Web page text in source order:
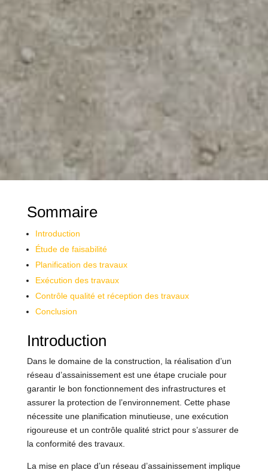
Sommaire
Introduction
Étude de faisabilité
Planification des travaux
Exécution des travaux
Contrôle qualité et réception des travaux
Conclusion
Introduction
Dans le domaine de la construction, la réalisation d’un
réseau d’assainissement est une étape cruciale pour
garantir le bon fonctionnement des infrastructures et
assurer la protection de l’environnement. Cette phase
nécessite une planification minutieuse, une exécution
rigoureuse et un contrôle qualité strict pour s’assurer de
la conformité des travaux.
La mise en place d’un réseau d’assainissement implique